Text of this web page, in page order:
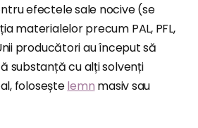
efectele sale nocive (se
materialelor precum PAL, PFL,
producători au început să
substanță cu alți solvenți
foloseștelemn masiv sau